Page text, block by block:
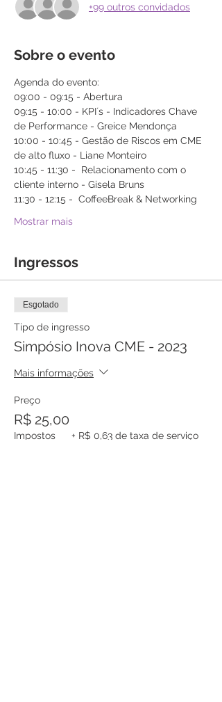
+99 outros convidados
Sobre o evento
Agenda do evento:
09:00 - 09:15 - Abertura
09:15 - 10:00 - KPI´s - Indicadores Chave
de Performance - Greice Mendonça
10:00 - 10:45 - Gestão de Riscos em CME
de alto fluxo - Liane Monteiro
10:45 - 11:30 -  Relacionamento com o
cliente interno - Gisela Bruns
11:30 - 12:15 -  CoffeeBreak & Networking
Mostrar mais
Ingressos
Esgotado
Tipo de ingresso
Simpósio Inova CME - 2023
Mais informações
Preço
R$ 25,00
Impostos
+ R$ 0,63 de taxa de serviço